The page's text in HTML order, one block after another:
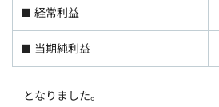
■ 経常利益
■ 当期純利益
となりました。